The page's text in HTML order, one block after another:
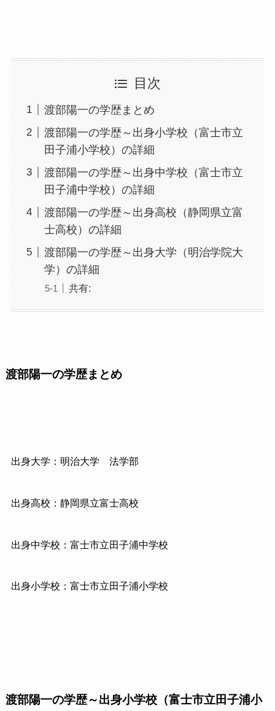
目次
渡部陽一の学歴まとめ
渡部陽一の学歴～出身小学校（富士市立
田子浦小学校）の詳細
渡部陽一の学歴～出身中学校（富士市立
田子浦中学校）の詳細
渡部陽一の学歴～出身高校（静岡県立富
士高校）の詳細
渡部陽一の学歴～出身大学（明治学院大
学）の詳細
共有:
渡部陽一の学歴まとめ
出身大学：明治大学 法学部
出身高校：静岡県立富士高校
出身中学校：富士市立田子浦中学校
出身小学校：富士市立田子浦小学校
渡部陽一の学歴～出身小学校（富士市立田子浦小